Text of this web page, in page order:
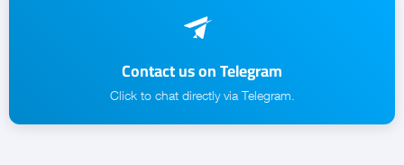
Contact us on Telegram
.Click to chat directly via Telegram